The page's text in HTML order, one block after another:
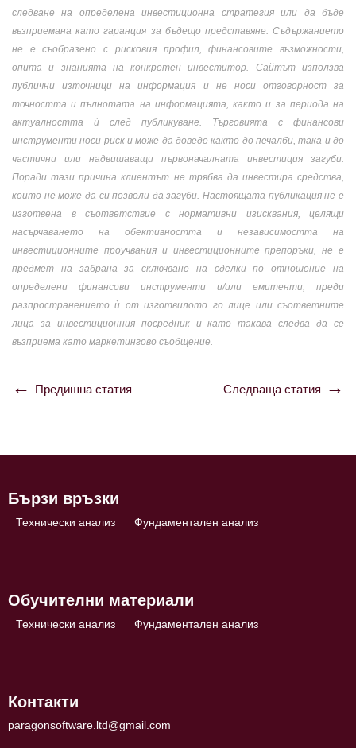
следване на определена инвестиционна стратегия или да бъде
възприемана като гаранция за бъдещо представяне. Съдържанието
не е съобразено с рисковия профил, финансовите възможности,
опита и знанията на конкретен инвеститор. Сайтът използва
публични източници на информация и не носи отговорност за
точността и пълнотата на информацията, както и за периода на
актуалността ѝ след публикуване. Търговията с финансови
инструменти носи риск и може да доведе както до печалби, така и до
частични или надвишаващи първоначалната инвестиция загуби.
Поради тази причина клиентът не трябва да инвестира средства,
които не може да си позволи да загуби. Настоящата публикация не е
изготвена в съответствие с нормативни изисквания, целящи
насърчаването на обективността и независимостта на
инвестиционните проучвания и инвестиционните препоръки, не е
предмет на забрана за сключване на сделки по отношение на
определени финансови инструменти и/или емитенти, преди
разпространението ѝ от изготвилото го лице или съответните
лица за инвестиционния посредник и като такава следва да се
възприема като маркетингово съобщение.
Навигация
Предишна статия Следваща статия
Бързи връзки
Технически анализ Фундаментален анализ
Обучителни материали
Технически анализ Фундаментален анализ
Контакти
paragonsoftware.ltd@gmail.com